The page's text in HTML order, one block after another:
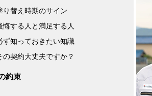
り替え時期のサイン
悔する人と満足する人
ず知っておきたい知識
の契約大丈夫ですか？
約束